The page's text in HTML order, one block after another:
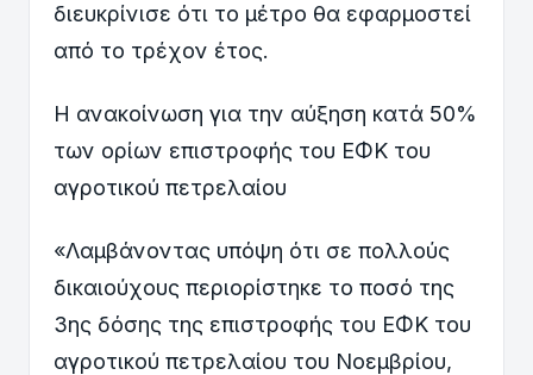
διευκρίνισε ότι το μέτρο θα εφαρμοστεί
από το τρέχον έτος.
Η ανακοίνωση για την αύξηση κατά 50%
των ορίων επιστροφής του ΕΦΚ του
αγροτικού πετρελαίου
«Λαμβάνοντας υπόψη ότι σε πολλούς
δικαιούχους περιορίστηκε το ποσό της
3ης δόσης της επιστροφής του ΕΦΚ του
αγροτικού πετρελαίου του Νοεμβρίου,